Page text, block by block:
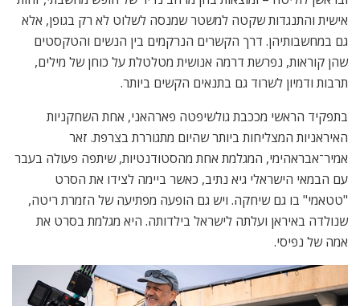
אישית והתנגדות שקטה למשטר שמנסה לשלוט לא רק בגופן, אלא
גם במחשבותיהן. דרך הקשרים הנרקמים בין הנשים והטקסטים
שהן קוראות, נפרשת דרמה אנושית מטלטלת על כוחן של מילים,
תרבות ודמיון לשרוד גם בתנאים הקשים ביותר.
בתפקיד הראשי מככבת גולשיפטה פארהאני, אחת השחקניות
האיראניות המצליחות ביותר שהיום מתגוררת בצרפת. זאר
אמיר־אבראהימי, המגלמת אחת מהסטודנטיות, שיתפה פעולה בעבר
עם הבמאי הישראלי גיא נתיב, כאשר ביימה לצידו את הסרט
"טטאמי" בו גם שיחקה. ויש גם הופעה מפתיעה של הזמרת ריטה,
שנולדה באיראן ועלתה לישראל בילדותה. היא מגלמת בסרט את
אמה של נפיסי.